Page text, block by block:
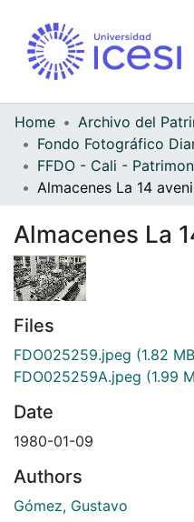
Home
FFDO - Cali -
Almacenes La
Files
FDO025259.jpeg (1.82
FDO025259A.jpeg (1.99
Date
1980-01-09
Authors
Gómez, Gustavo